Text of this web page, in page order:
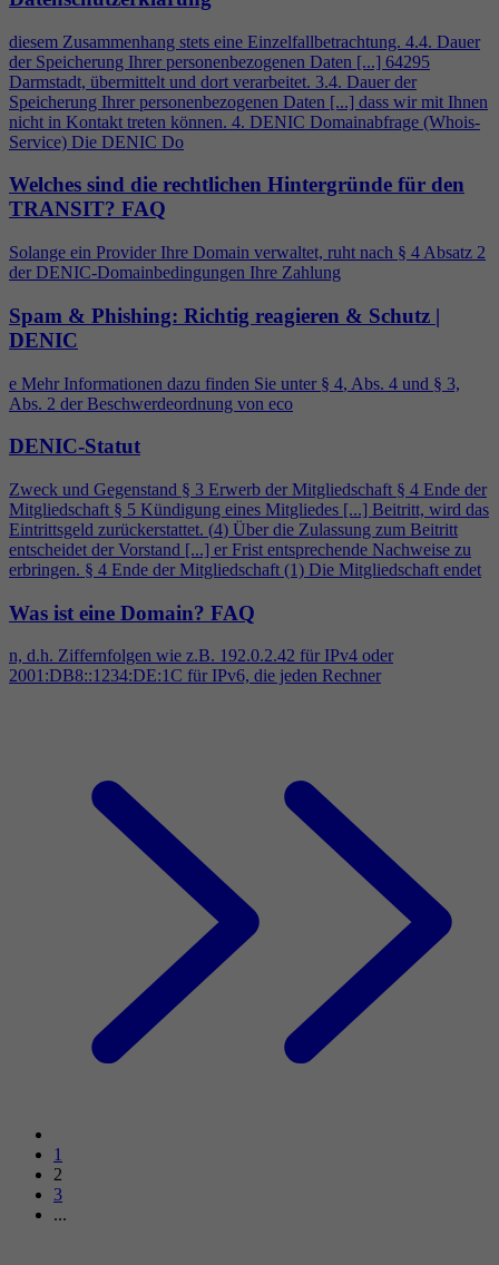
diesem Zusammenhang stets eine Einzelfallbetrachtung. 4.4. Dauer
der Speicherung Ihrer personenbezogenen Daten [...] 64295
Darmstadt, übermittelt und dort verarbeitet. 3.4. Dauer der
Speicherung Ihrer personenbezogenen Daten [...] dass wir mit Ihnen
nicht in Kontakt treten können. 4. DENIC Domainabfrage (Whois-
Service) Die DENIC Do
Welches sind die rechtlichen Hintergründe für den
TRANSIT? FAQ
Solange ein Provider Ihre Domain verwaltet, ruht nach § 4 Absatz 2
der DENIC-Domainbedingungen Ihre Zahlung
Spam & Phishing: Richtig reagieren & Schutz |
DENIC
e Mehr Informationen dazu finden Sie unter § 4, Abs. 4 und § 3,
Abs. 2 der Beschwerdeordnung von eco
DENIC-Statut
Zweck und Gegenstand § 3 Erwerb der Mitgliedschaft § 4 Ende der
Mitgliedschaft § 5 Kündigung eines Mitgliedes [...] Beitritt, wird das
Eintrittsgeld zurückerstattet. (4) Über die Zulassung zum Beitritt
entscheidet der Vorstand [...] er Frist entsprechende Nachweise zu
erbringen. § 4 Ende der Mitgliedschaft (1) Die Mitgliedschaft endet
Was ist eine Domain? FAQ
n, d.h. Ziffernfolgen wie z.B. 192.0.2.42 für IPv4 oder
2001:DB8::1234:DE:1C für IPv6, die jeden Rechner
1
2
3
...